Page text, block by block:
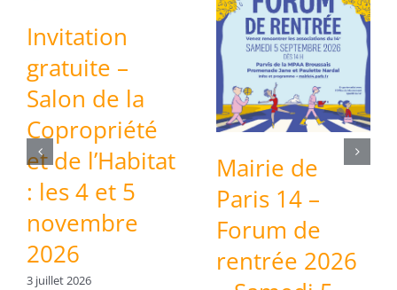
Invitation
gratuite –
Salon de la
Copropriété
et de l’Habitat
: les 4 et 5
novembre
2026
3 juillet 2026
Mairie de
Paris 14 –
Forum de
rentrée 2026